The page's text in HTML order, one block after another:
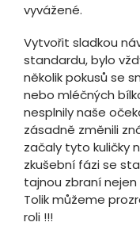
vyvážené.
Vytvořit sladkou
standardu, bylo
několik pokusů se
nebo mléčných
nesplnily naše
zásadně změnili
začaly tyto kuličky
zkušební fázi se
tajnou zbraní
Tolik můžeme
roli !!!